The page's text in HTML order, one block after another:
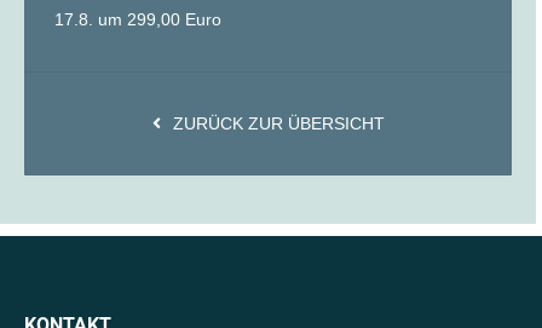
17.8. um 299,00 Euro
ZURÜCK ZUR ÜBERSICHT